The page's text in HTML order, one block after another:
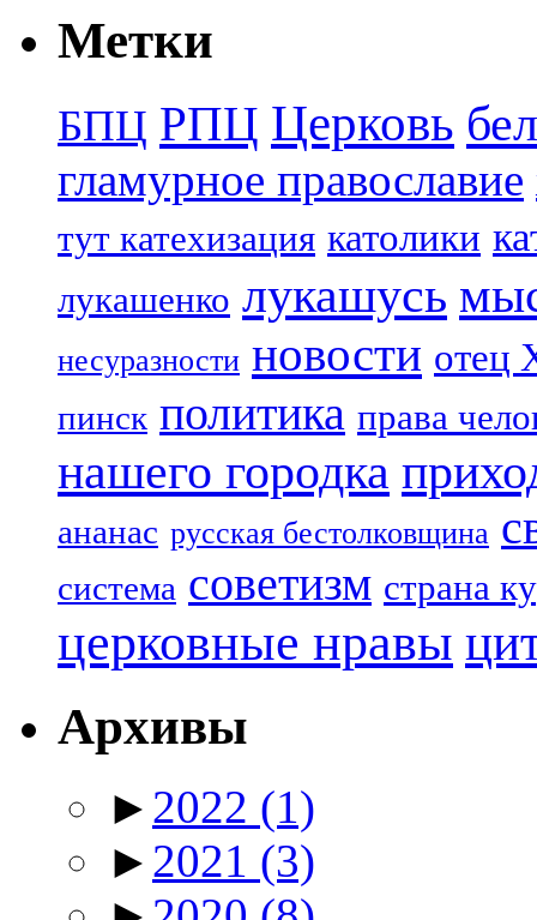
Метки
БПЦ РПЦ Церковь
гламурное православие
тут катехизация католики
лукашенко лукашусь
несуразности новости отец
пинск политика права
нашего городка
ананас русская бестолковщина
система советизм страна
церковные нравы
Архивы
► 2022 (1)
► 2021 (3)